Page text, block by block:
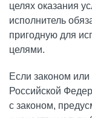
целях оказания
исполнитель
пригодную для
целями.
Если законом
Российской
с законом,